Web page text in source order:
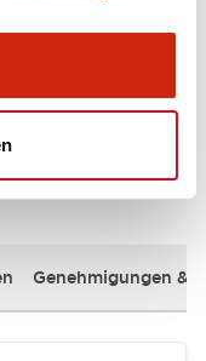
Genehmigungen &